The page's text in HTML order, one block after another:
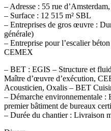
– Adresse : 55 rue
– Surface : 12 515 m² SBL
– Entreprises de gros œuvre :
générale)
– Entreprise pour l’escalier
CEMEX
– BET : EGIS – Structure et
Maître d’œuvre d’exécution,
Acousticien, Oxalis – BET
– Démarche environnementale :
premier bâtiment de bureaux
– Durée du chantier : Livraison